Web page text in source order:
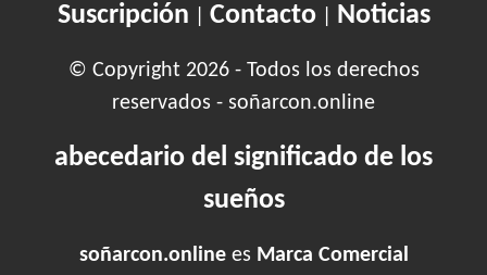
Suscripción Contacto| Noticias
© Copyright 2026 - Todos los derechos
reservados - soñarcon.online
abecedario del significado de los
sueños
soñarcon.onlinees Marca Comercial